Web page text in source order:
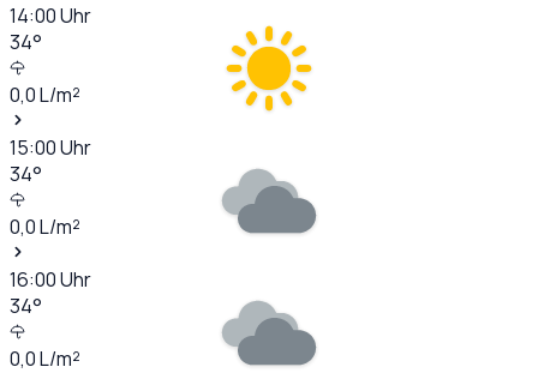
14:00Uhr
34°
0,0L/m²
15:00Uhr
34°
0,0L/m²
16:00Uhr
34°
0,0L/m²